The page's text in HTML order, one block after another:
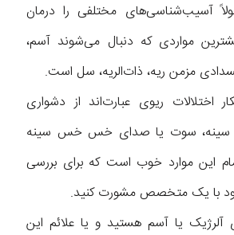
آسیب‌شناسی‌های مختلفی را درمان
مواردی که دنبال می‌شوند آسم،
مزمن ریه، ذات‌الریه، سل است.
اختلالات ریوی عبارت‌اند از دشواری
سوت یا صدای خس خس سینه
این موارد خوب است که برای بررسی
با یک متخصص مشورت کنید.
آلرژیک یا آسم هستید و یا علائم این